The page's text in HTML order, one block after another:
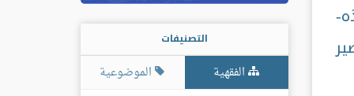
التصنيفات
الفقهية
الموضوعية